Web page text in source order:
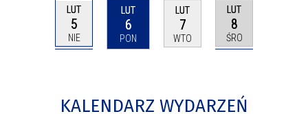
LUT
5
NIE
LUT
6
PON
LUT
7
WTO
LUT
8
ŚRO
KALENDARZ WYDARZEŃ